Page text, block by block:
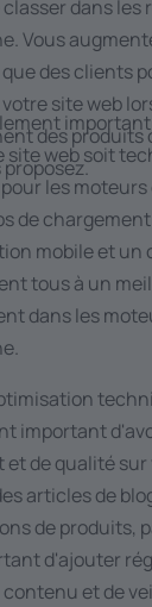
classer dans les
Vous
des clients
site web
des produits
site web soit
les
de
mobile et un
tous à un
dans les
important
de qualité sur
articles de
de produits,
d'ajouter
et de
des outils
le trafic
comprendre
et quels
pages les
en parti en
plus
ces pages
afin
Vous pouvez
avez moins de
les utiliser.
cohérent :
efforts
prolongée
de trafic